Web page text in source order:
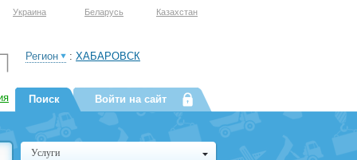
Украина Беларусь Казахстан
Регион : ХАБАРОВСК
Поиск Войти на сайт
Услуги